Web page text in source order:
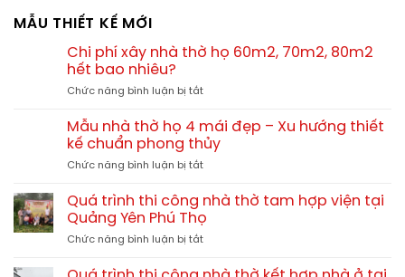
MẪU THIẾT KẾ MỚI
Chi phí xây nhà thờ họ 60m2, 70m2, 80m2
hết bao nhiêu?
Chức năng bình luận bị tắtở
phí
xây
nhà
thờ
60m2,
70m2,
hết
Mẫu nhà thờ họ 4 mái đẹp – Xu hướng thiết
kế chuẩn phong thủy
Chức năng bình luận bị tắtở
nhà
4
đẹp
Quá trình thi công nhà thờ tam hợp viện tại
Quảng Yên Phú Thọ
Chức năng bình luận bị tắtở
trình